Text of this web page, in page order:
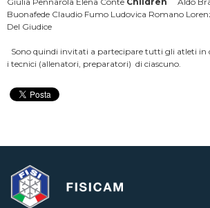
Buonafede Claudio Fumo Ludovica Romano
Del Giudice
Sono quindi invitati a partecipare tutti gli atleti in
i tecnici (allenatori, preparatori) di ciascuno.